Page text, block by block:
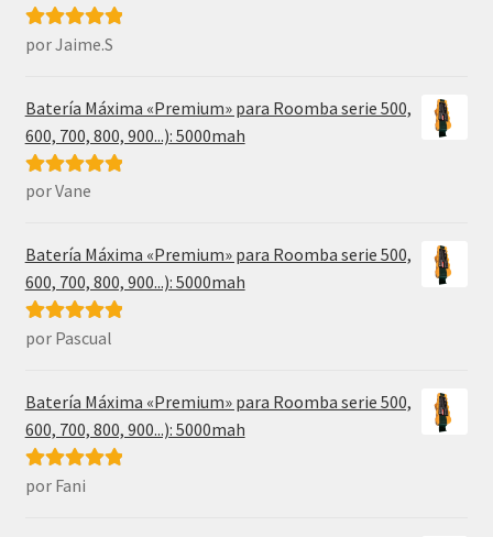
Valorado con
por Jaime.S
Batería Máxima «Premium» para Roomba serie 500,
600, 700, 800, 900...): 5000mah
Valorado con
por Vane
Batería Máxima «Premium» para Roomba serie 500,
600, 700, 800, 900...): 5000mah
Valorado con
por Pascual
Batería Máxima «Premium» para Roomba serie 500,
600, 700, 800, 900...): 5000mah
Valorado con
por Fani